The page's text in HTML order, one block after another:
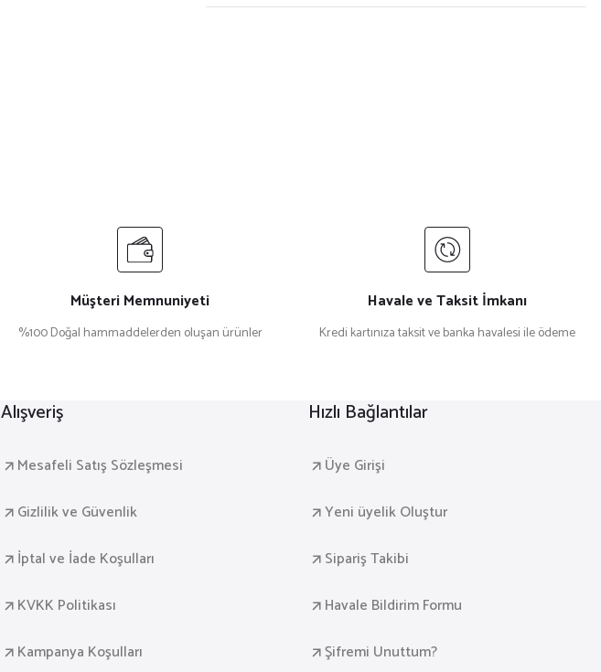
Müşteri Memnuniyeti
%100 Doğal hammaddelerden oluşan ürünler
Havale ve Taksit İmkanı
Kredi kartınıza taksit ve banka havalesi ile ödeme
Alışveriş
Mesafeli Satış Sözleşmesi
Gizlilik ve Güvenlik
İptal ve İade Koşulları
KVKK Politikası
Kampanya Koşulları
Hızlı Bağlantılar
Üye Girişi
Yeni üyelik Oluştur
Sipariş Takibi
Havale Bildirim Formu
Şifremi Unuttum?